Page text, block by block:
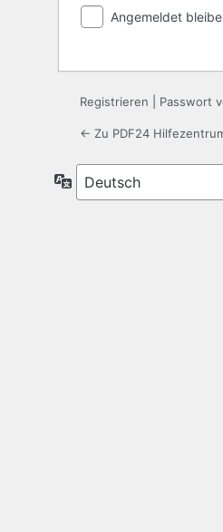
Angemeldet
Registrieren Passwort
← Zu PDF24
Sprache